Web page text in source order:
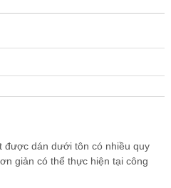
được dán dưới tôn có nhiều quy
giản có thể thực hiện tại công